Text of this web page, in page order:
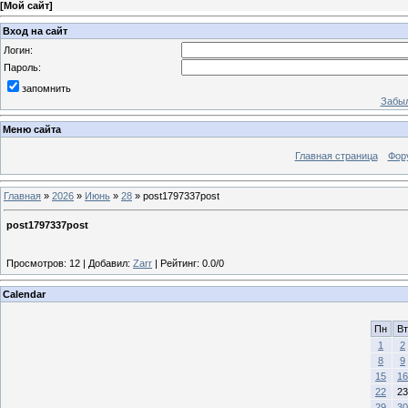
[Мой сайт]
Вход на сайт
Логин:
Пароль:
запомнить
Меню сайта
Главная страница
Главная » 2026 » Июнь » 28 » post1797337post
post1797337post
Просмотров: 12 | Добавил: Zarr | Рейтинг: 0.0/0
Calendar
Пн
Вт
1
2
8
9
15
16
22
23